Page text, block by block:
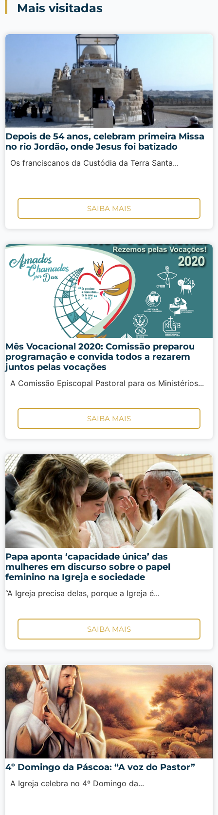
Mais visitadas
Depois de 54 anos, celebram primeira Missa
no rio Jordão, onde Jesus foi batizado
Os franciscanos da Custódia da Terra Santa...
SAIBA MAIS
Mês Vocacional 2020: Comissão preparou
programação e convida todos a rezarem
juntos pelas vocações
A Comissão Episcopal Pastoral para os Ministérios...
SAIBA MAIS
Papa aponta ‘capacidade única’ das
mulheres em discurso sobre o papel
feminino na Igreja e sociedade
“A Igreja precisa delas, porque a Igreja é...
SAIBA MAIS
4º Domingo da Páscoa: “A voz do Pastor”
A Igreja celebra no 4º Domingo da...